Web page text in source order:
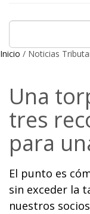
Inicio / Noticias
Una
tres
para
El punto es
sin exceder la
nuestros